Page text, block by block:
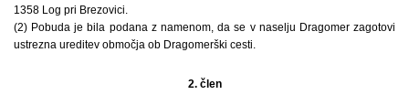
1358 Log pri Brezovici.
(2) Pobuda je bila podana z namenom, da se v naselju Dragomer zagotovi
ustrezna ureditev območja ob Dragomerški cesti.
2. člen